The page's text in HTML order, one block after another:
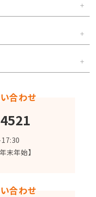
合わせ
末年始】
合わせ